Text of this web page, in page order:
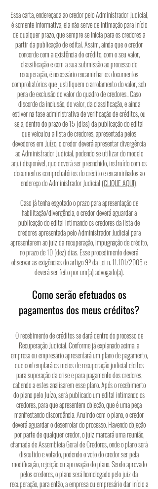
Essa carta, endereçada ao credor pelo Administrador Judicial,
é somente informativa, ela não serve de intimação para início
de qualquer prazo, que sempre se inicia para os credores a
partir da publicação de edital. Assim, ainda que o credor
concorde com a existência do crédito, com o seu valor,
classificação e com a sua submissão ao processo de
recuperação, é necessário encaminhar os documentos
comprobatórios que justifiquem o arrolamento do valor, sob
pena de exclusão do valor do quadro de credores.. Caso
discorde da inclusão, do valor, da classificação, e ainda
estiver na fase administrativa de verificação de créditos, ou
seja, dentro do prazo de 15 (dias) da publicação do edital
que veiculou a lista de credores, apresentada pelos
devedores em Juízo, o credor deverá apresentar divergência
ao Administrador Judicial, podendo se utilizar do modelo
aqui disponível, que deverá ser preenchido, instruído com os
documentos comprobatórios do crédito e encaminhados ao
endereço do Administrador Judicial (CLIQUE AQUI).
Caso já tenha esgotado o prazo para apresentação de
habilitação/divergência, o credor deverá aguardar a
publicação do edital intimando os credores da lista de
credores apresentada pelo Administrador Judicial para
apresentarem ao juiz da recuperação, impugnação de crédito,
no prazo de 10 (dez) dias. Esse procedimento deverá
observar as exigências do artigo 9º da Lei n. 11.101/2005 e
deverá ser feito por um(a) advogado(a).
Como serão efetuados os
pagamentos dos meus créditos?
O recebimento de créditos se dará dentro do processo de
Recuperação Judicial. Conforme já explanado acima, a
empresa ou empresário apresentará um plano de pagamento,
que contemplará os meios de recuperação judicial eleitos
para superação da crise e para pagamento dos credores,
cabendo a estes analisarem esse plano. Após o recebimento
do plano pelo Juízo, será publicado um edital intimando os
credores, para que apresentem objeção, que é uma peça
manifestando discordância. Anuindo com o plano, o credor
deverá aguardar o desenrolar do processo. Havendo objeção
por parte de qualquer credor, o juiz marcará uma reunião,
chamada de Assembleia Geral de Credores, onde o plano será
discutido e votado, podendo o voto do credor ser pela
modificação, rejeição ou aprovação do plano. Sendo aprovado
pelos credores, o plano será homologado pelo juiz da
recuperação, para então, a empresa ou empresário dar início a